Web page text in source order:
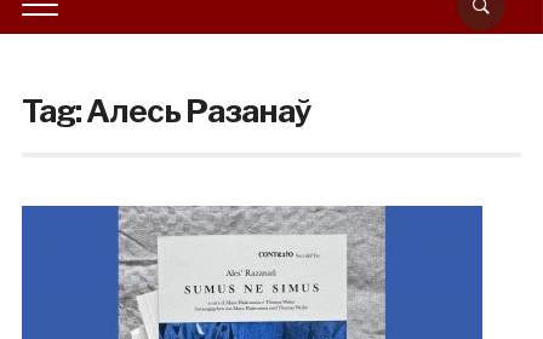
Tag:Алесь Разанаў